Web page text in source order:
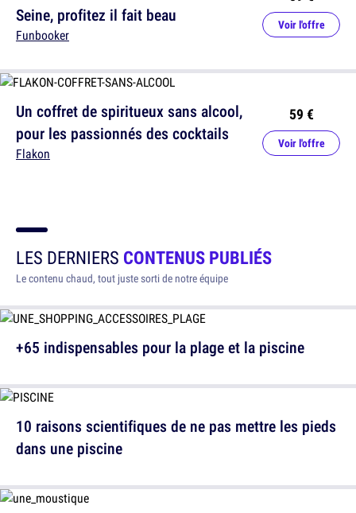
Un coffret de spiritueux sans alcool,
pour les passionnés des cocktails
Flakon
59 €
Voir l'offre
Seine, profitez il fait beau
Funbooker
Voir l'offre
LES DERNIERS CONTENUS PUBLIÉS
Le contenu chaud, tout juste sorti de notre équipe
+65 indispensables pour la plage et la piscine
10 raisons scientifiques de ne pas mettre les pieds
dans une piscine